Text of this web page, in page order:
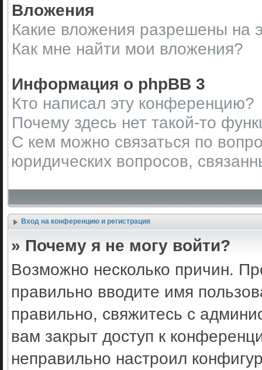
Вложения
Какие вложения разрешены на
Как мне найти мои вложения?
Информация о phpBB 3
Кто написал эту конференцию?
Почему здесь нет такой-то
С кем можно связаться по
юридических вопросов,
Вход на конференцию и регистрация
» Почему я не могу войти?
Возможно несколько причин.
правильно вводите имя
правильно, свяжитесь с
вам закрыт доступ к
неправильно настроил